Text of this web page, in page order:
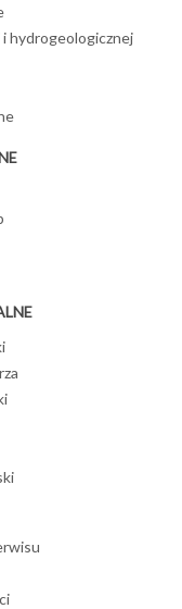
hydrogeologicznej